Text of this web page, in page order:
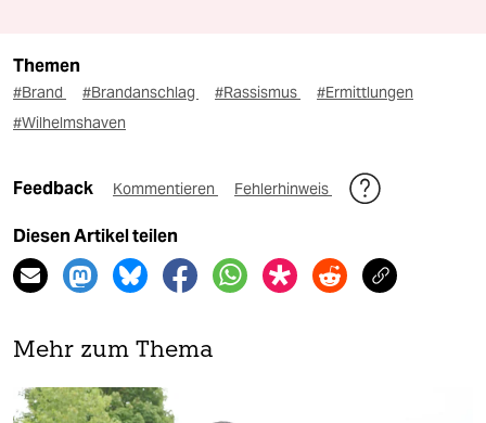
Themen
#Brand #Brandanschlag #Rassismus
#Ermittlungen
#Wilhelmshaven
Feedback Kommentieren Fehlerhinweis
Diesen Artikel teilen
Mehr zum Thema